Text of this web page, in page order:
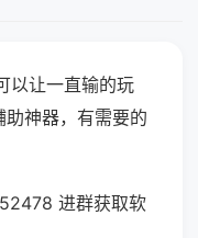
以让一直输的玩
助神器，有需要的
进群获取软